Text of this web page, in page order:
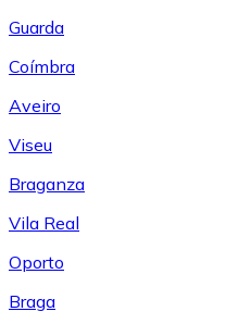
Guarda
Coímbra
Aveiro
Viseu
Braganza
Vila Real
Oporto
Braga